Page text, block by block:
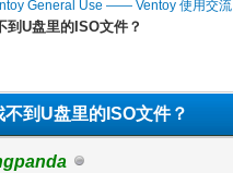
General Use —— Ventoy 使用交流
到U盘里的ISO文件？
不到U盘里的ISO文件？